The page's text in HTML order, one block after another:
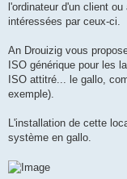
l'ordinateur d'un client
intéressées par ceux-ci.
An Drouizig vous
ISO générique pour les
ISO attitré... le gallo,
exemple).
L'installation de cette
système en gallo.